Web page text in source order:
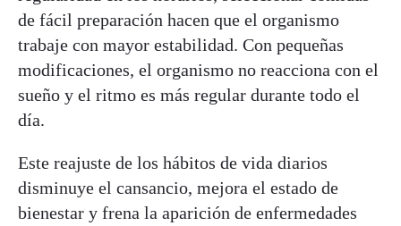
de fácil preparación hacen que el organismo
trabaje con mayor estabilidad. Con pequeñas
modificaciones, el organismo no reacciona con el
sueño y el ritmo es más regular durante todo el
día.
Este reajuste de los hábitos de vida diarios
disminuye el cansancio, mejora el estado de
bienestar y frena la aparición de enfermedades